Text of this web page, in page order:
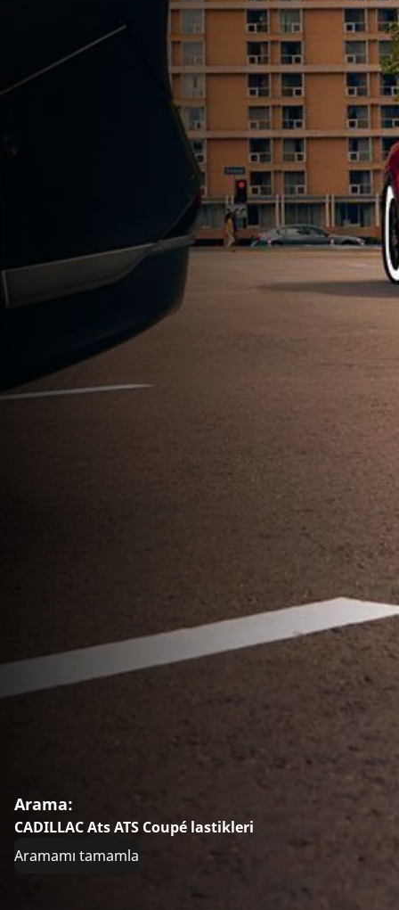
Arama:
CADILLAC Ats ATS Coupé lastikleri
Aramamı tamamla